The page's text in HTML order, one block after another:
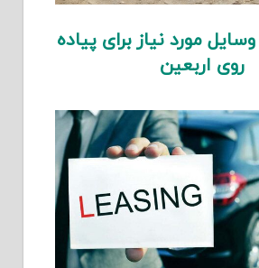
مورد نیاز برای پیاده
روی اربعین